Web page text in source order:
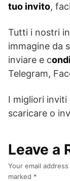
tuo invito,
Tutti i nostri
immagine da
inviare e c
Telegram,
I migliori inviti
scaricare o
Leave a
Your email
marked *